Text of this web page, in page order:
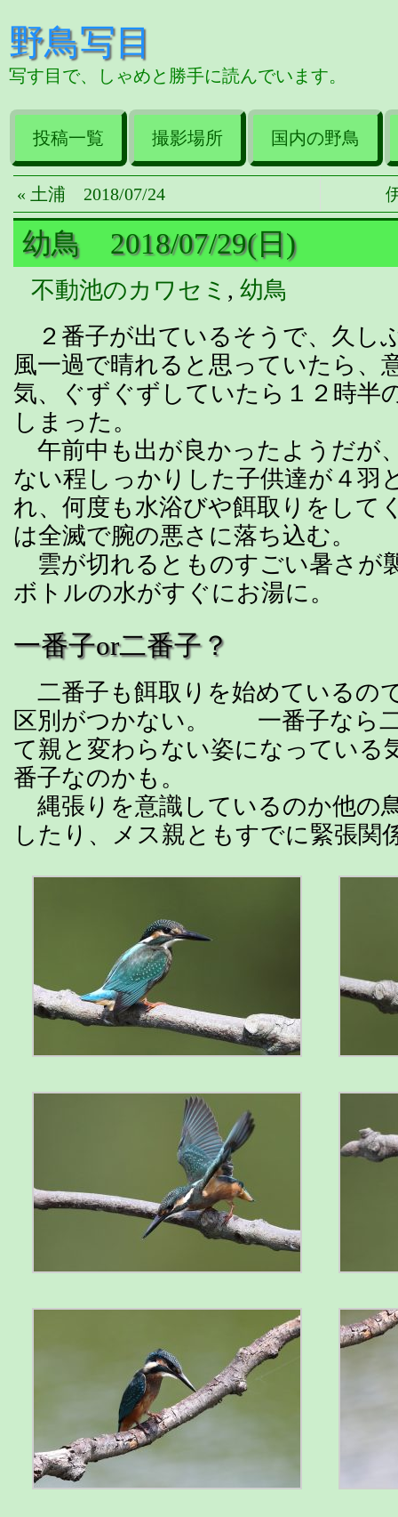
野鳥写目
写す目で、しゃめと勝手に読んでいます。
投稿一覧 撮影場所 国内の野鳥
« 土浦 2018/07/24
幼鳥 2018/07/29(日)
不動池のカワセミ , 幼鳥
２番子が出ているそうで、久し
風一過で晴れると思っていたら、
気、ぐずぐずしていたら１２時半
しまった。
午前中も出が良かったようだが
ない程しっかりした子供達が４羽
れ、何度も水浴びや餌取りをして
は全滅で腕の悪さに落ち込む。
雲が切れるとものすごい暑さが
ボトルの水がすぐにお湯に。
一番子or二番子？
二番子も餌取りを始めているの
区別がつかない。 一番子なら
て親と変わらない姿になっている
番子なのかも。
縄張りを意識しているのか他の
したり、メス親ともすでに緊張関